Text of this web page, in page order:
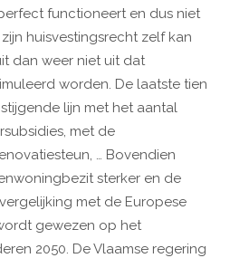
functioneert en dus niet
huisvestingsrecht zelf kan
dan weer niet uit dat
worden. De laatste tien
lijn met het aantal
met de
… Bovendien
sterker en de
met de Europese
gewezen op het
2050. De Vlaamse regering